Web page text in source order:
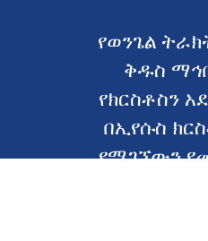
የወንጌል
ቅዱስ
የክርስቶስን
በኢየሱስ
የሚገኘውን